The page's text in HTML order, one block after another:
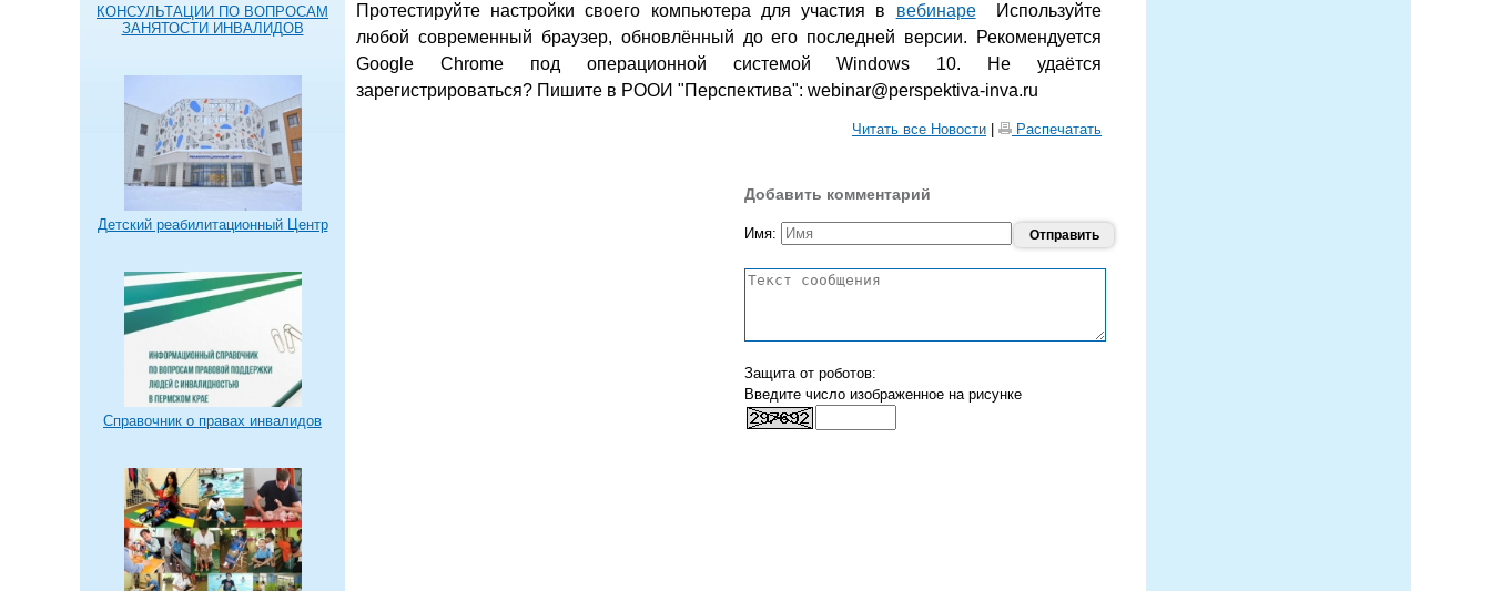
КОНСУЛЬТАЦИИ ПО ВОПРОСАМ
ЗАНЯТОСТИ ИНВАЛИДОВ
Детский реабилитационный Центр
Справочник о правах инвалидов
Протестируйте настройки своего компьютера для участия в вебинареИспользуйте
любой современный браузер, обновлённый до его последней версии. Рекомендуется
Google Chrome под операционной системой Windows 10. Не удаётся
зарегистрироваться? Пишите в РООИ "Перспектива": webinar@perspektiva-inva.ru
Читать все Новости Распечатать
Добавить комментарий
Имя:
Защита от роботов:
Введите число изображенное на рисунке